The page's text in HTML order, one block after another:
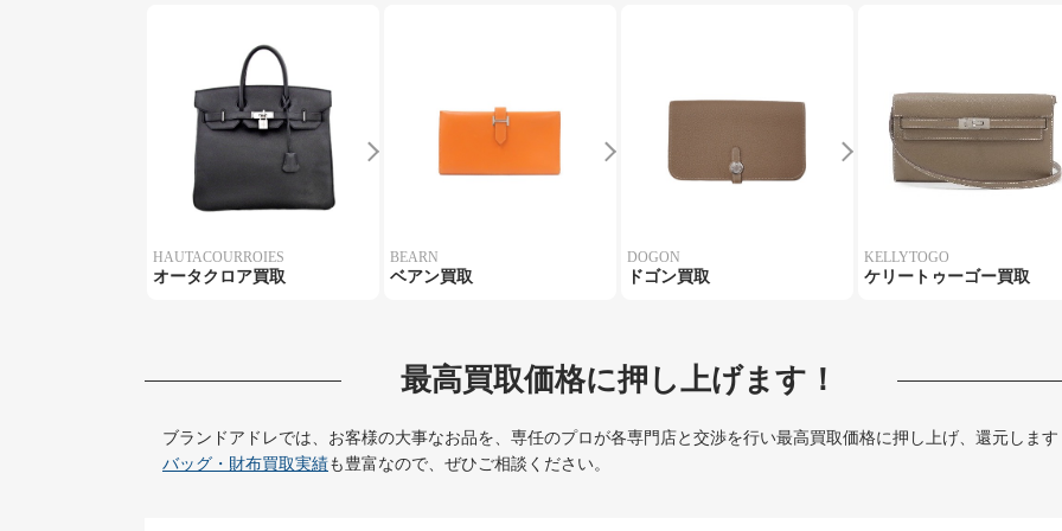
HAUTACOURROIES
オータクロア買取
BEARN
ベアン買取
DOGON
ドゴン買取
KELLYTOGO
ケリートゥーゴー買取
最高買取価格に押し上げます！
ブランドアドレでは、お客様の大事なお品を、専任のプロが各専門店と交渉を行い最高買取価格に押し上げ、還元します
バッグ・財布買取実績も豊富なので、ぜひご相談ください。